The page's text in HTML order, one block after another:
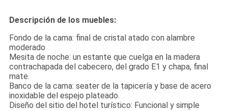
Descripción de los muebles:
Fondo de la cama: final de cristal atado con alambre
moderado
Mesita de noche: un estante que cuelga en la madera
contrachapada del cabecero, del grado E1 y chapa, final
mate.
Banco de la cama: seater de la tapicería y base de acero
inoxidable del espejo plateado.
Diseño del sitio del hotel turístico: Funcional y simple